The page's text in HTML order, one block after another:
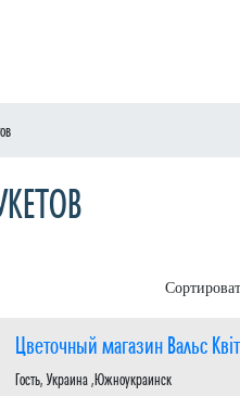
Цветочный магазин Вальс
Гость, Украина ,Южноукраинск